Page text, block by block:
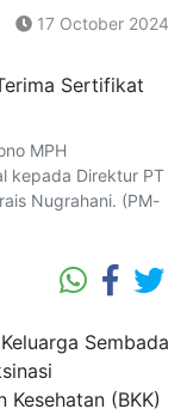
17 October 2024
MPH
kepada Direktur PT
Nugrahani. (PM-
Sembada
(BKK)